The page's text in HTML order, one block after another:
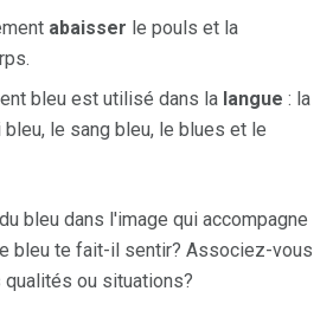
abaisser le pouls et la
bleu est utilisé dans la langue : la
bleu, le sang bleu, le blues et le
bleu dans l'image qui accompagne
bleu te fait-il sentir? Associez-vous
ou situations?